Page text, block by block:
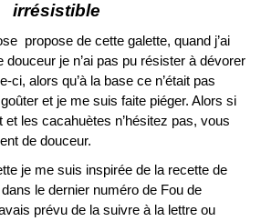
irrésistible
propose de cette galette, quand j’ai
douceur je n’ai pas pu résister à dévorer
ci, alors qu’à la base ce n’était pas
et je me suis faite piéger. Alors si
les cacahuètes n’hésitez pas, vous
de douceur.
je me suis inspirée de la recette de
le dernier numéro de Fou de
prévu de la suivre à la lettre ou